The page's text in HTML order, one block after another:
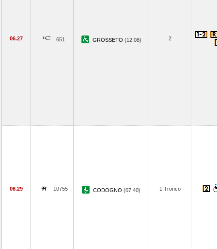
06.27 651 GROSSETO (12.08) 2
06.29 10755 CODOGNO (07.40) 1 Tronco